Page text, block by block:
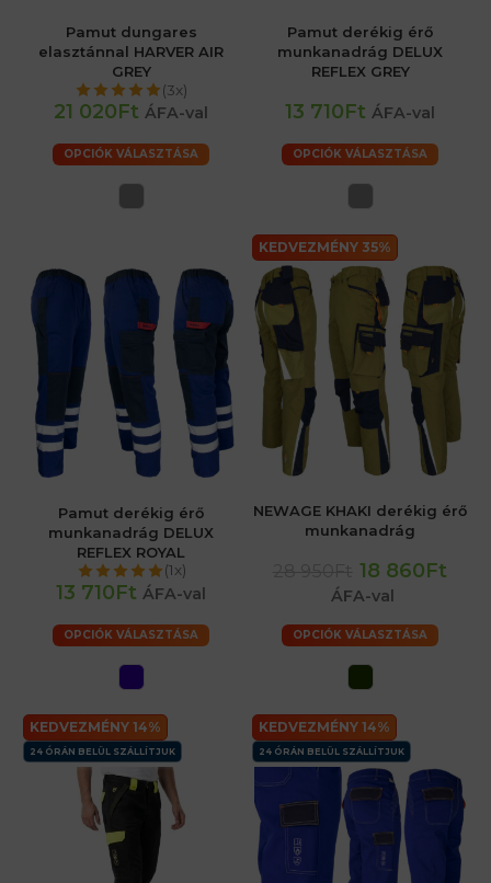
Pamut dungares
elasztánnal HARVER AIR
GREY
(3x)
21 020Ft ÁFA-val
OPCIÓK VÁLASZTÁSA
Pamut derékig érő
munkanadrág DELUX
REFLEX GREY
13 710Ft ÁFA-val
OPCIÓK VÁLASZTÁSA
Pamut derékig érő
munkanadrág DELUX
REFLEX ROYAL
(1x)
13 710Ft ÁFA-val
OPCIÓK VÁLASZTÁSA
KEDVEZMÉNY 35%
NEWAGE KHAKI derékig érő
munkanadrág
18 860Ft
ÁFA-val
OPCIÓK VÁLASZTÁSA
KEDVEZMÉNY 14%
24 ÓRÁN BELÜL SZÁLLÍTJUK
KEDVEZMÉNY 14%
24 ÓRÁN BELÜL SZÁLLÍTJUK